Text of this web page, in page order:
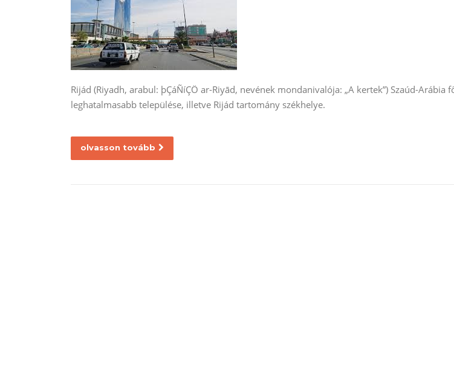
Rijád (Riyadh, arabul: þÇáÑíÇÖ ar-Riyād, nevének mondanivalója: „A kertek”) Szaúd-Arábia
leghatalmasabb települése, illetve Rijád tartomány székhelye.
olvasson tovább